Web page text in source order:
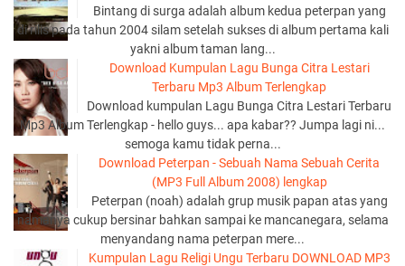
Bintang di surga adalah album kedua peterpan yang
di rilis pada tahun 2004 silam setelah sukses di album pertama kali
yakni album taman lang...
Download Kumpulan Lagu Bunga Citra Lestari
Terbaru Mp3 Album Terlengkap
Download kumpulan Lagu Bunga Citra Lestari Terbaru
Mp3 Album Terlengkap - hello guys... apa kabar?? Jumpa lagi ni...
semoga kamu tidak perna...
Download Peterpan - Sebuah Nama Sebuah Cerita
(MP3 Full Album 2008) lengkap
Peterpan (noah) adalah grup musik papan atas yang
namanya cukup bersinar bahkan sampai ke mancanegara, selama
menyandang nama peterpan mere...
Kumpulan Lagu Religi Ungu Terbaru DOWNLOAD MP3